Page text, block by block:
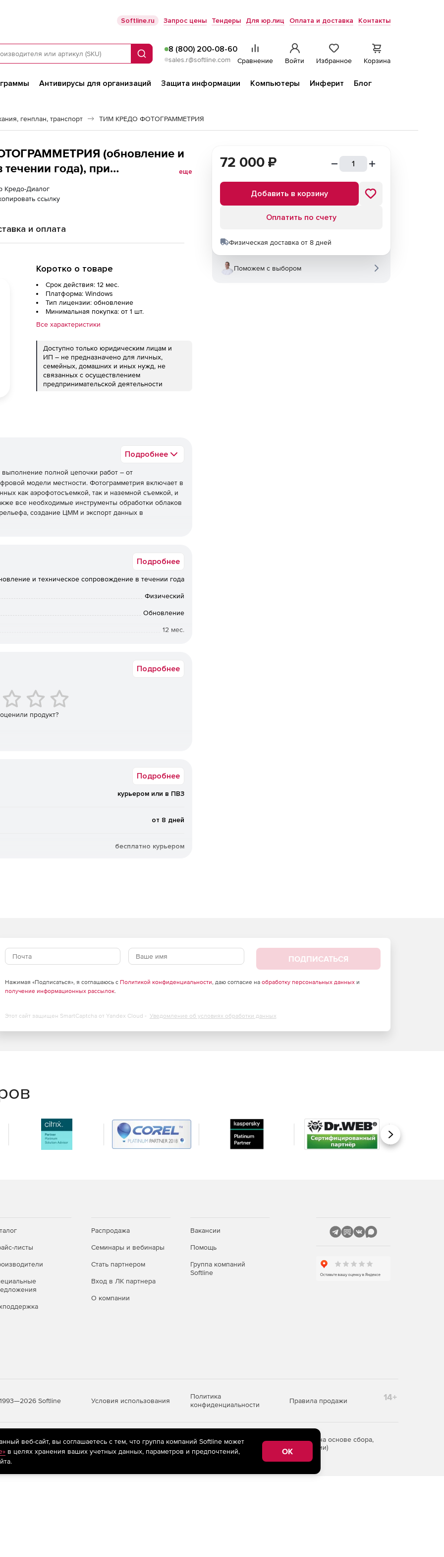
Softline.ru Запрос цены Тендеры Для юр.лиц Оплата и доставка Контакты
Поиск
8 (800) 200-08-60
sales.r@softline.com Сравнение Войти Избранное Корзина
Антивирусы для организаций Защита информации Компьютеры Инферит
Блог
генплан, транспорт ТИМ КРЕДО ФОТОГРАММЕТРИЯ
(обновление и
года), при
ТИМ КРЕДО или при
еще
Кредо-Диалог
ссылку
и оплата
Коротко о товаре
Срок действия: 12 мес.
Платформа: Windows
Тип лицензии: обновление
Минимальная покупка: от 1 шт.
Все характеристики
Доступно только юридическим лицам и
ИП – не предназначено для личных,
семейных, домашних и иных нужд, не
связанных с осуществлением
предпринимательской деятельности
Подробнее
выполнение полной цепочки работ – от
модели местности. Фотограмметрия включает в
как аэрофотосъемкой, так и наземной съемкой, и
все необходимые инструменты обработки облаков
создание ЦММ и экспорт данных в
аэрофотосъемки или фотографий наземной
(координат и углов) из EXIF импортируемых
точек;
и внутренних параметров ориентирования),
для удаления ошибочно определенных точек;
LAZ, текстовых файлов с настройкой формата, импорт
и относительным опорным точкам;
точек;
ситуации и создание по ним топографических
(столбы и провода) по облаку точек с последующей
точек, ТО в 3D окне;
для подготовки топографических планов при
чертежей сечений облака точек;
или цифровой модели рельефа (ЦМР) в форматах:
файлов с настройкой формата;
Подробнее
и техническое сопровождение в течении года
Физический
Обновление
12 мес.
Подробнее
продукт?
Подробнее
курьером или в ПВЗ
от 8 дней
бесплатно курьером
72 000 ₽
Добавить в корзину
Оплатить по счету
Физическая доставка от 8 дней
Поможем с выбором
ПОДПИСАТЬСЯ
Нажимая «Подписаться», я соглашаюсь с Политикой конфиденциальности, даю согласие на обработку персональных данныхи
получение информационных рассылок.
Этот сайт защищен SmartCaptcha от Yandex Cloud - Уведомление об условиях обработки данных
Вперед
листы
Распродажа
Семинары и вебинары
Стать партнером
Вход в ЛК партнера
О компании
Вакансии
Помощь
Группа компаний
Softline
Softline Условия использования
Политика
конфиденциальности
Правила продажи 14+
рекомендательные технологии(информационные технологии предоставления информации на основе сбора,
пользователей сети «Интернет», находящихся на территории Российской Федерации)
веб-сайт, вы соглашаетесь с тем, что группа компаний Softline может
в целях хранения ваших учетных данных, параметров и предпочтений,
OK